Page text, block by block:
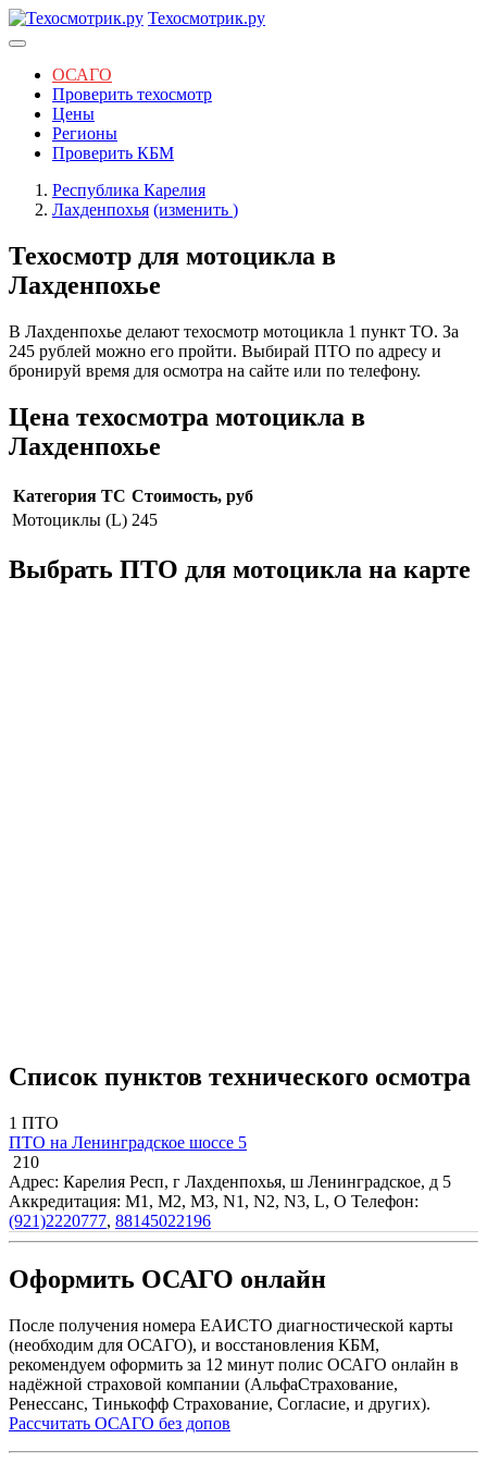
Техосмотрик.ру
ОСАГО
Проверить техосмотр
Цены
Регионы
Проверить КБМ
Республика Карелия
Лахденпохья (изменить )
Техосмотр для мотоцикла в
Лахденпохье
В Лахденпохье делают техосмотр мотоцикла 1 пункт ТО. За
245 рублей можно его пройти. Выбирай ПТО по адресу и
бронируй время для осмотра на сайте или по телефону.
Цена техосмотра мотоцикла в
Лахденпохье
Категория ТС Стоимость, руб
Мотоциклы (L) 245
Выбрать ПТО для мотоцикла на карте
Список пунктов технического осмотра
1 ПТО
ПТО на Ленинградское шоссе 5
210
Адрес: Карелия Респ, г Лахденпохья, ш Ленинградское, д 5
Аккредитация: M1, M2, M3, N1, N2, N3, L, O Телефон:
(921)2220777, 88145022196
Оформить ОСАГО онлайн
После получения номера ЕАИСТО диагностической карты
(необходим для ОСАГО), и восстановления КБМ,
рекомендуем оформить за 12 минут полис ОСАГО онлайн в
надёжной страховой компании (АльфаСтрахование,
Ренессанс, Тинькофф Страхование, Согласие, и других).
Рассчитать ОСАГО без допов